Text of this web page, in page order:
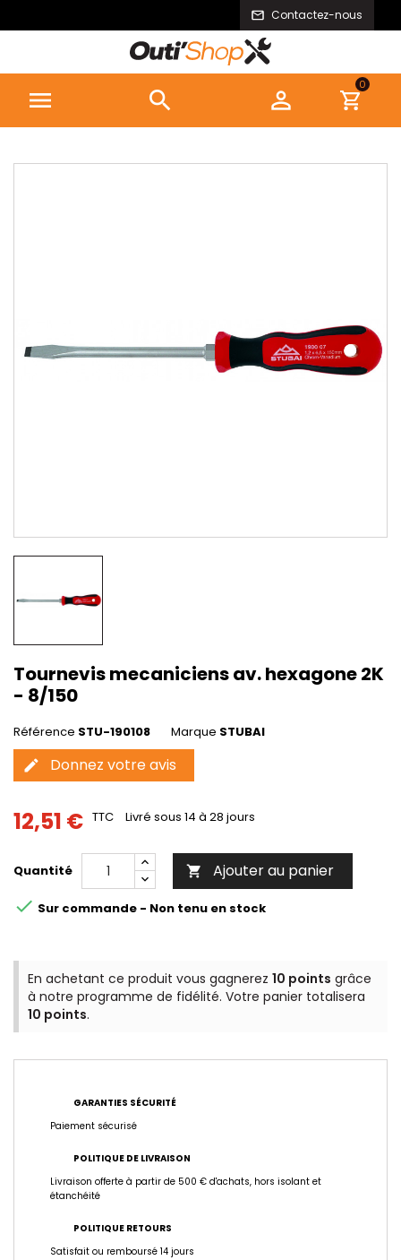
Contactez-nous
  
0
Tournevis mecaniciens av. hexagone 2K
- 8/150
Référence STU-190108 Marque STUBAI
edit Donnez votre avis
12,51 € TTC Livré sous 14 à 28 jours
Quantité  Ajouter au panier
 Sur commande - Non tenu en stock
En achetant ce produit vous gagnerez 10 points grâce
à notre programme de fidélité. Votre panier totalisera
10 points.
GARANTIES SÉCURITÉ
Paiement sécurisé
POLITIQUE DE LIVRAISON
Livraison offerte à partir de 500 € d'achats, hors isolant et
étanchéité
POLITIQUE RETOURS
Satisfait ou remboursé 14 jours